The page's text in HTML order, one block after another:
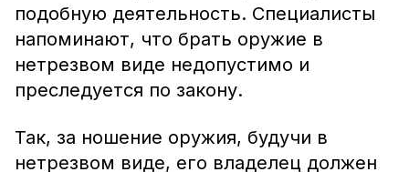
подобную деятельность. Специалисты
напоминают, что брать оружие в
нетрезвом виде недопустимо и
преследуется по закону.
Так, за ношение оружия, будучи в
нетрезвом виде, его владелец должен